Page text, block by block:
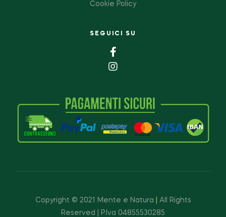
Cookie Policy
SEGUICI SU
Copyright © 2021 Mente e Natura
All Rights
Reserved | P.Iva 04855530285